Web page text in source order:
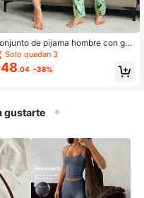
de pijama hombre con grá
de dibujos animados y letra
Solo quedan 3
48.04 -38%
gustarte